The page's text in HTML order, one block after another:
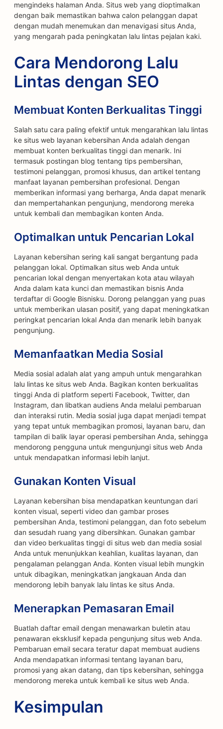
mengindeks halaman Anda. Situs web yang dioptimalkan
dengan baik memastikan bahwa calon pelanggan dapat
dengan mudah menemukan dan menavigasi situs Anda,
yang mengarah pada peningkatan lalu lintas pejalan kaki.
Cara Mendorong Lalu
Lintas dengan SEO
Membuat Konten Berkualitas Tinggi
Salah satu cara paling efektif untuk mengarahkan lalu lintas
ke situs web layanan kebersihan Anda adalah dengan
membuat konten berkualitas tinggi dan menarik. Ini
termasuk postingan blog tentang tips pembersihan,
testimoni pelanggan, promosi khusus, dan artikel tentang
manfaat layanan pembersihan profesional. Dengan
memberikan informasi yang berharga, Anda dapat menarik
dan mempertahankan pengunjung, mendorong mereka
untuk kembali dan membagikan konten Anda.
Optimalkan untuk Pencarian Lokal
Layanan kebersihan sering kali sangat bergantung pada
pelanggan lokal. Optimalkan situs web Anda untuk
pencarian lokal dengan menyertakan kota atau wilayah
Anda dalam kata kunci dan memastikan bisnis Anda
terdaftar di Google Bisnisku. Dorong pelanggan yang puas
untuk memberikan ulasan positif, yang dapat meningkatkan
peringkat pencarian lokal Anda dan menarik lebih banyak
pengunjung.
Memanfaatkan Media Sosial
Media sosial adalah alat yang ampuh untuk mengarahkan
lalu lintas ke situs web Anda. Bagikan konten berkualitas
tinggi Anda di platform seperti Facebook, Twitter, dan
Instagram, dan libatkan audiens Anda melalui pembaruan
dan interaksi rutin. Media sosial juga dapat menjadi tempat
yang tepat untuk membagikan promosi, layanan baru, dan
tampilan di balik layar operasi pembersihan Anda, sehingga
mendorong pengguna untuk mengunjungi situs web Anda
untuk mendapatkan informasi lebih lanjut.
Gunakan Konten Visual
Layanan kebersihan bisa mendapatkan keuntungan dari
konten visual, seperti video dan gambar proses
pembersihan Anda, testimoni pelanggan, dan foto sebelum
dan sesudah ruang yang dibersihkan. Gunakan gambar
dan video berkualitas tinggi di situs web dan media sosial
Anda untuk menunjukkan keahlian, kualitas layanan, dan
pengalaman pelanggan Anda. Konten visual lebih mungkin
untuk dibagikan, meningkatkan jangkauan Anda dan
mendorong lebih banyak lalu lintas ke situs Anda.
Menerapkan Pemasaran Email
Buatlah daftar email dengan menawarkan buletin atau
penawaran eksklusif kepada pengunjung situs web Anda.
Pembaruan email secara teratur dapat membuat audiens
Anda mendapatkan informasi tentang layanan baru,
promosi yang akan datang, dan tips kebersihan, sehingga
mendorong mereka untuk kembali ke situs web Anda.
Kesimpulan